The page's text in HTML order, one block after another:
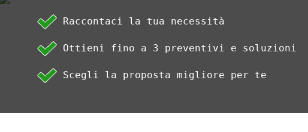
Raccontaci la tua necessità
Ottieni fino a 3 preventivi e soluzioni
Scegli la proposta migliore per te